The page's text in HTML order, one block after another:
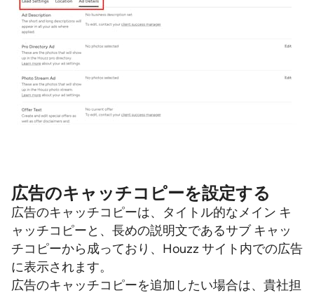
広告のキャッチコピーを設定する
広告のキャッチコピーは、タイトル的なメイン キ
ャッチコピーと、長めの説明文であるサブ キャッ
チコピーから成っており、Houzz サイト内での広告
に表示されます。
広告のキャッチコピーを追加したい場合は、貴社担